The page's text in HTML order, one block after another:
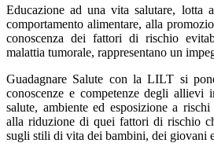
Educazione ad una vita salutare, lotta
comportamento alimentare, alla
conoscenza dei fattori di rischio
malattia tumorale, rappresentano un
Guadagnare Salute con la LILT si
conoscenze e competenze degli allievi
salute, ambiente ed esposizione a
alla riduzione di quei fattori di rischio
sugli stili di vita dei bambini, dei giovani